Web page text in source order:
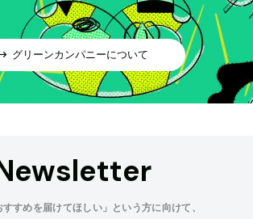
グリーンカンパニーについて
すすめを届けてほしい」という方に向けて、